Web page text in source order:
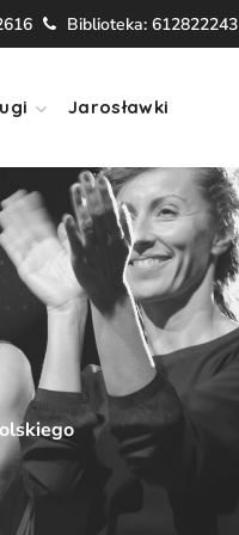
Biblioteka: 612822243
Jarosławki